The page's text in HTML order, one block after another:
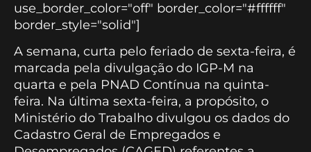
use_border_color="off" border_color="#ffffff"
border_style="solid"]
A semana, curta pelo feriado de sexta-feira, é
marcada pela divulgação do IGP-M na
quarta e pela PNAD Contínua na quinta-
feira. Na última sexta-feira, a propósito, o
Ministério do Trabalho divulgou os dados do
Cadastro Geral de Empregados e